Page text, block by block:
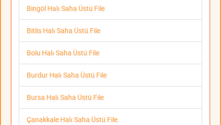
Bingöl Halı Saha Üstü File
Bitlis Halı Saha Üstü File
Bolu Halı Saha Üstü File
Burdur Halı Saha Üstü File
Bursa Halı Saha Üstü File
Çanakkale Halı Saha Üstü File